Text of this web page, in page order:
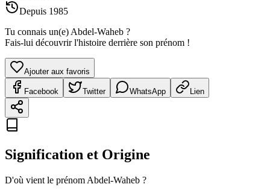
Depuis 1985
Tu connais un(e) Abdel-Waheb ?
Fais-lui découvrir l'histoire derrière son prénom !
Ajouter aux favoris
Facebook Twitter WhatsApp Lien
Signification et Origine
D'où vient le prénom Abdel-Waheb ?